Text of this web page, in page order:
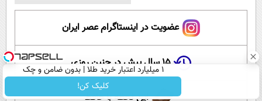
عضویت در اینستاگرام عصر ایران
۱۵ سال پیش در چنین روزی
این لحظه با حافظ
۱ میلیارد اعتبار خرید طلا | بدون ضامن و چک
کلیک کن!